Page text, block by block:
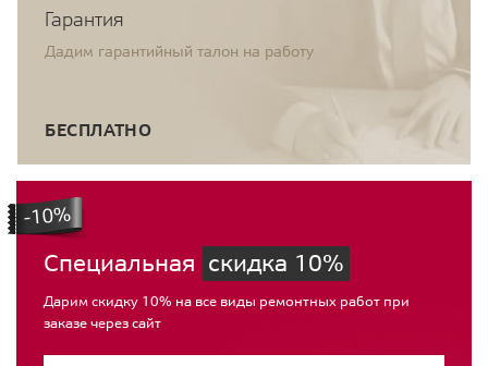
Гарантия
Дадим гарантийный талон на работу
БЕСПЛАТНО
Специальная скидка 10%
Дарим скидку 10% на все виды ремонтных работ при
заказе через сайт